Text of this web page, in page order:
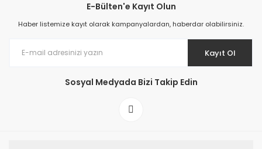
E-Bülten'e Kayıt Olun
Haber listemize kayıt olarak kampanyalardan, haberdar olabilirsiniz.
Kayıt Ol
Sosyal Medyada Bizi Takip Edin